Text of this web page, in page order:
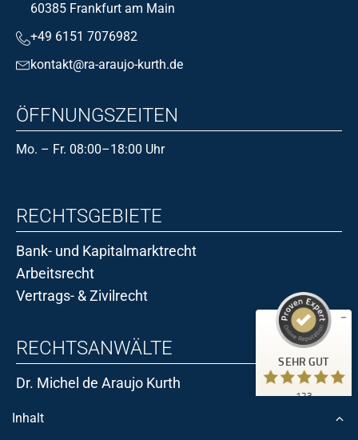
Inhalt
60385 Frankfurt am Main
+49 6151 7076982
kontakt@ra-araujo-kurth.de
ÖFFNUNGSZEITEN
Mo. – Fr. 08:00–18:00 Uhr
RECHTSGEBIETE
Bank- und Kapitalmarktrecht
Arbeitsrecht
Vertrags- & Zivilrecht
RECHTSANWÄLTE
Dr. Michel de Araujo Kurth
Julian Arnold
SEHR GUT
123
Kanzlei Dr. Araujo Kurth
4,97
/
5,00
123
Bewertungen von
anderen Quellen
18.06.2026